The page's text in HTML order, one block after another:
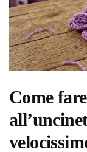
Come